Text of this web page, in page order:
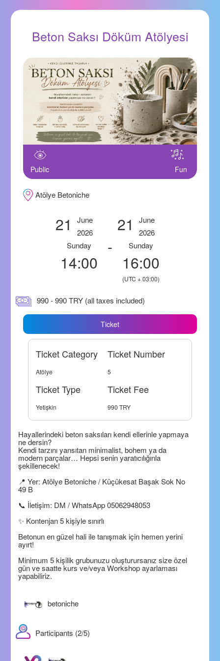
Beton Saksı Döküm Atölyesi
Public Fun
Atölye Betoniche
21
June
2026
Sunday
14:00
-
21
June
2026
Sunday
16:00
(UTC + 03:00)
990 - 990 TRY (all taxes included)
Ticket
Ticket Category Ticket Number
Atölye 5
Ticket Type Ticket Fee
Yetişkin 990 TRY
Hayallerindeki beton saksıları kendi ellerinle yapmaya
ne dersin?
Kendi tarzını yansıtan minimalist, bohem ya da
modern parçalar… Hepsi senin yaratıcılığınla
şekillenecek!
📍 Yer: Atölye Betoniche / Küçükesat Başak Sok No
49 B
📞 İletişim: DM / WhatsApp 05062948053
✨ Kontenjan 5 kişiyle sınırlı
Betonun en güzel hali ile tanışmak için hemen yerini
ayırt!
Minimum 5 kişilik grubunuzu oluşturursanız size özel
gün ve saatte kurs ve/veya Workshop ayarlaması
yapabiliriz.
betoniche
Participants (2/5)